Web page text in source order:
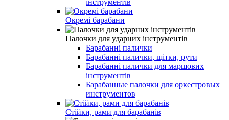
Окремі барабани
Палочки для ударних інструментів
Барабанні палички
Барабанні палички, щітки, рути
Барабанні палички для маршових
інструментів
Барабанные палочки для оркестровых
инструментов
Стійки, рами для барабанів